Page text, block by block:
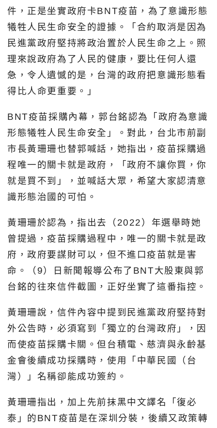
件，正是坐實政府卡BNT疫苗，為了意識形態
犧牲人民生命安全的證據。「合約取消是因為
民進黨政府堅持將政治置於人民生命之上。照
理來說政府為了人民的健康，要比任何人還
急，令人遺憾的是，台灣的政府把意識形態看
得比人命更重要。」
BNT疫苗採購內幕，郭台銘認為「政府為意識
形態犧牲人民生命安全」。對此，台北市前副
市長黃珊珊也替郭喊話，她指出，疫苗採購過
程唯一的關卡就是政府，「政府不讓你買，你
就是買不到」，並喊話大眾，希望大家認清意
識形態治國的可怕。
黃珊珊於認為，指出去（2022）年選舉時她
曾提過，疫苗採購過程中，唯一的關卡就是政
府，政府要謀財可以，但不進口疫苗就是害
命。（9）日新聞報導公布了BNT大股東與郭
台銘的往來信件截圖，正好坐實了這番指控。
黃珊珊說，信件內容中提到民進黨政府堅持對
外公告時，必須寫到「獨立的台灣政府」，因
而使疫苗採購卡關。但台積電、慈濟與永齡基
金會後續成功採購時，使用「中華民國（台
灣）」名稱卻能成功簽約。
黃珊珊指出，加上先前抹黑中文譯名「復必
泰」的BNT疫苗是在深圳分裝，後續又政策轉